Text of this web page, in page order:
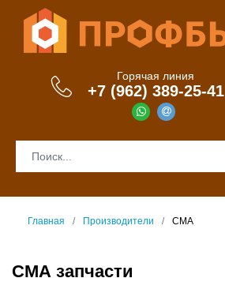
Горячая линия
+7 (962) 389-25-41
Главная Производители СМА
СМА запчасти